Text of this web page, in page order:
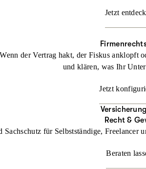
Jetzt
der Vertrag hakt, der Fiskus
und klären, was Ihr
Jetzt
Recht &
für Selbstständige,
Beraten